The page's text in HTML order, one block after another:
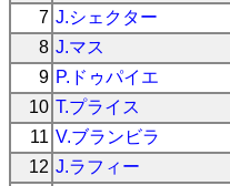
7 J.シェクター
8 J.マス
9 P.ドゥパイエ
10 T.プライス
11 V.ブランビラ
12 J.ラフィー